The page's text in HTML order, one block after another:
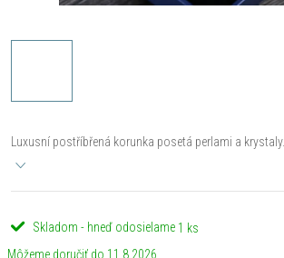
Luxusní postříbřená korunka posetá perlami a krystaly.
Skladom - hneď odosielame 1 ks
11.8.2026